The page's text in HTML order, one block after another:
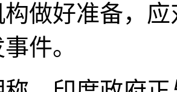
做好准备，
件。